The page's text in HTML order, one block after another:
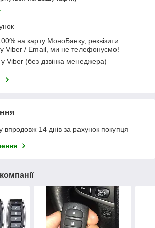
на карту МоноБанку, реквізити
Viber / Email, ми не телефонуємо!
у Viber (без дзвінка менеджера)
впродовж 14 днів за рахунок покупця